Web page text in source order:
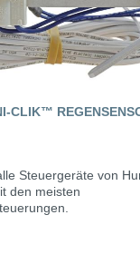
CLIK™
Steuergeräte von
den meisten